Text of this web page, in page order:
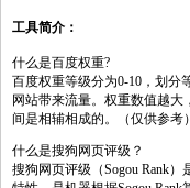
工具简介：
什么是百度权重?
百度权重等级分为0-10，划分
网站带来流量。权重数值越
间是相辅相成的。（仅供参考）
什么是搜狗网页评级？
搜狗网页评级（Sogou Rank